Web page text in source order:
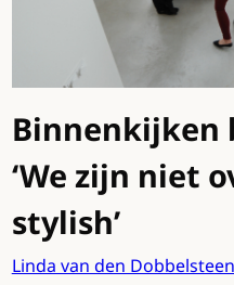
Binnenkijken
‘We zijn niet
stylish’
Linda van den Dobbelsteen